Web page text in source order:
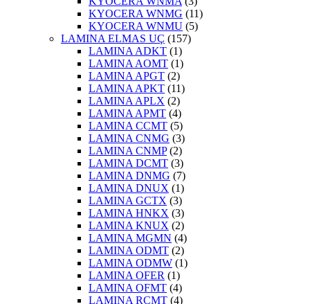
KYOCERA WNMG (11)
KYOCERA WNMU (5)
LAMINA ELMAS UÇ (157)
LAMINA ADKT (1)
LAMINA AOMT (1)
LAMINA APGT (2)
LAMINA APKT (11)
LAMINA APLX (2)
LAMINA APMT (4)
LAMINA CCMT (5)
LAMINA CNMG (3)
LAMINA CNMP(2)
LAMINA DCMT (3)
LAMINA DNMG (7)
LAMINA DNUX (1)
LAMINA GCTX (3)
LAMINA HNKX (3)
LAMINA KNUX (2)
LAMINA MGMN (4)
LAMINA ODMT (2)
LAMINA ODMW (1)
LAMINA OFER (1)
LAMINA OFMT (4)
LAMINA RCMT (4)